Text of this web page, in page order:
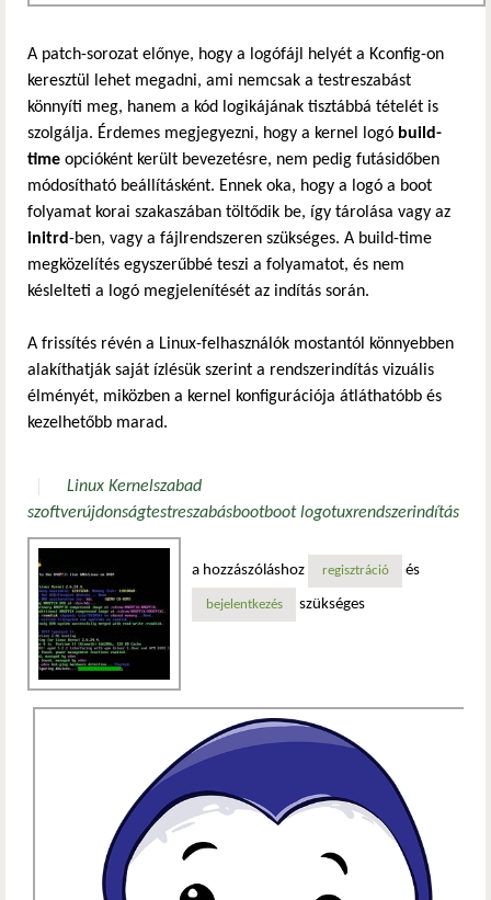
A patch-sorozat előnye, hogy a logófájl helyét a Kconfig-on
keresztül lehet megadni, ami nemcsak a testreszabást
könnyíti meg, hanem a kód logikájának tisztábbá tételét is
szolgálja. Érdemes megjegyezni, hogy a kernel logó build-
time opcióként került bevezetésre, nem pedig futásidőben
módosítható beállításként. Ennek oka, hogy a logó a boot
folyamat korai szakaszában töltődik be, így tárolása vagy az
initrd-ben, vagy a fájlrendszeren szükséges. A build-time
megközelítés egyszerűbbé teszi a folyamatot, és nem
késlelteti a logó megjelenítését az indítás során.
A frissítés révén a Linux-felhasználók mostantól könnyebben
alakíthatják saját ízlésük szerint a rendszerindítás vizuális
élményét, miközben a kernel konfigurációja átláthatóbb és
kezelhetőbb marad.
Linux Kernelszabad
szoftverújdonságtestreszabásbootboot logotuxrendszerindítás
a hozzászóláshoz regisztráció és
bejelentkezés szükséges